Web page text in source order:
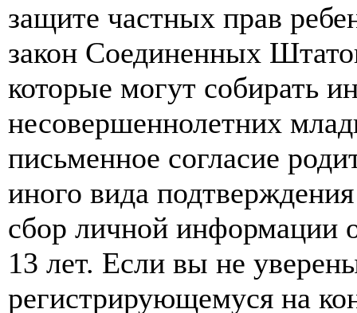
защите частных прав
закон Соединенных
которые могут собирать
несовершеннолетних
письменное согласие
иного вида
сбор личной информации
13 лет. Если вы не
регистрирующемуся на